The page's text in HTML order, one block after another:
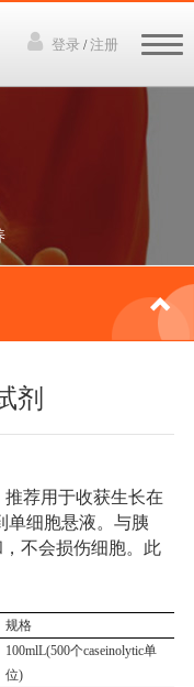
登录 /注册
产品中心
下载资料
讲座视频
剂
推荐用于收获生长在
单细胞悬液。与胰
不会损伤细胞。此
规格
100mlL(500个caseinolytic单
位)